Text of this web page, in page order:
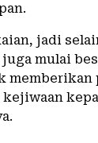
jadi
mulai